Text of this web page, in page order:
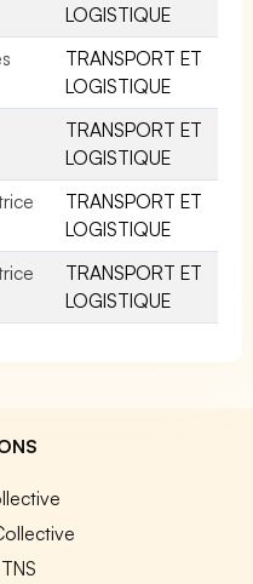
LOGISTIQUE
TRANSPORT ET
LOGISTIQUE
TRANSPORT ET
LOGISTIQUE
TRANSPORT ET
LOGISTIQUE
TRANSPORT ET
LOGISTIQUE